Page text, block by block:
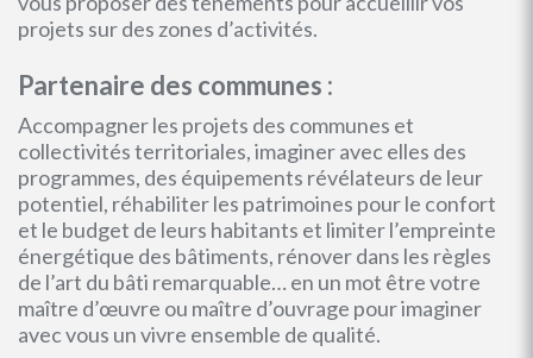
projets sur des zones d’activités.
Partenaire des communes :
Accompagner les projets des communes et
collectivités territoriales, imaginer avec elles des
programmes, des équipements révélateurs de leur
potentiel, réhabiliter les patrimoines pour le confort
et le budget de leurs habitants et limiter l’empreinte
énergétique des bâtiments, rénover dans les règles
de l’art du bâti remarquable… en un mot être votre
maître d’œuvre ou maître d’ouvrage pour imaginer
avec vous un vivre ensemble de qualité.